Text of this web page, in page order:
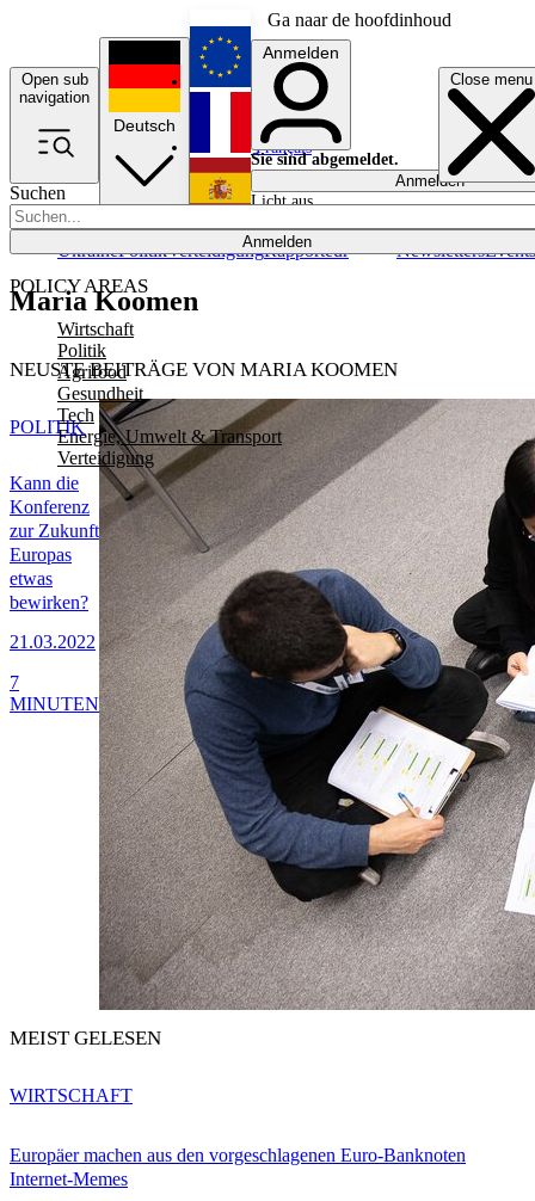
Ga naar de hoofdinhoud
Open sub
navigation
Close menu
Suchen
Anmelden
POLICY AREAS
Wirtschaft
Politik
Agrifood
Gesundheit
Tech
Energie, Umwelt & Transport
Verteidigung
UkrainePolitikVerteidigungRapporteur NewslettersEvents
Deutsch
English
Français
Anmelden
Sie sind abgemeldet.
Anmelden
Licht aus
Maria Koomen
NEUSTE BEITRÄGE VON MARIA KOOMEN
Kann die
Konferenz
zur Zukunft
Europas
etwas
bewirken?
21.03.2022
POLITIK
7
MINUTEN
MEIST GELESEN
Europäer machen aus den vorgeschlagenen Euro-Banknoten
Internet-Memes
WIRTSCHAFT